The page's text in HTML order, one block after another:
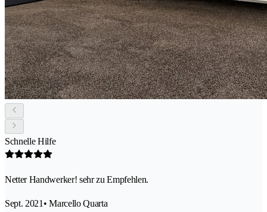
Schnelle Hilfe
Netter Handwerker! sehr zu Empfehlen.
Sept. 2021 • Marcello Quarta